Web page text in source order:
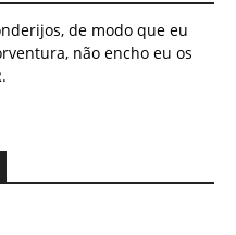
de modo que eu
não encho eu os